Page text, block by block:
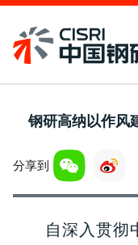
钢研高纳以作风
分享到
自深入贯彻